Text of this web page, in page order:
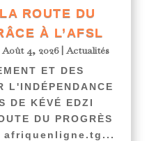
ROUTE DU
À L’AFSL
Août 4, 2026| Actualités
ET DES
L'INDÉPENDANCE
DE KÉVÉ EDZI
DU PROGRÈS
afriquenligne.tg...